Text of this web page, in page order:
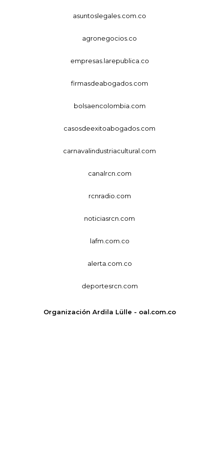
asuntoslegales.com.co
agronegocios.co
empresas.larepublica.co
firmasdeabogados.com
bolsaencolombia.com
casosdeexitoabogados.com
carnavalindustriacultural.com
canalrcn.com
rcnradio.com
noticiasrcn.com
lafm.com.co
alerta.com.co
deportesrcn.com
Organización Ardila Lülle - oal.com.co